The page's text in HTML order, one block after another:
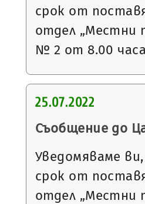
срок от
отдел „Местни
№ 2 от 8.00
25.07.2022
Съобщение до
Уведомяваме
срок от
отдел „Местни